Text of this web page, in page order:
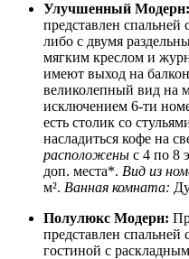
Улучшенный Модерн:
представлен
либо с двумя
мягким креслом и
имеют выход на
великолепный вид на
исключением 6-ти
есть столик со
насладиться кофе на
расположены с 4 по 8
доп. места*. Вид из
м². Ванная комната:
Полулюкс Модерн:
представлен спальней
гостиной с